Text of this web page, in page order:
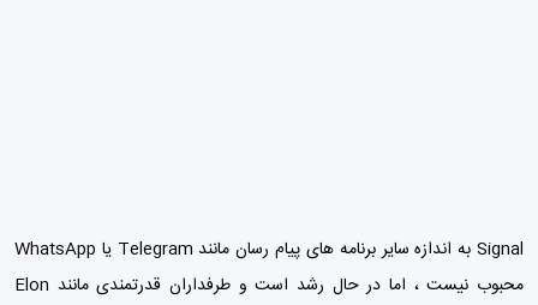
Signal به اندازه سایر برنامه های پیام رسان مانند Telegram یا WhatsApp
محبوب نیست ، اما در حال رشد است و طرفداران قدرتمندی مانند Elon